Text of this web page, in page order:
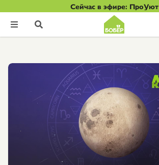
Сейчас в эфире: ПроУют
 